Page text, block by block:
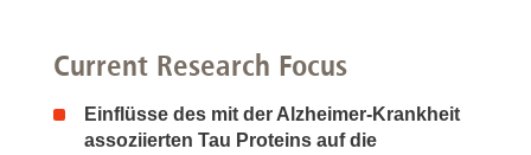
Current Research Focus
Einflüsse des mit der Alzheimer-Krankheit
assoziierten Tau Proteins auf die